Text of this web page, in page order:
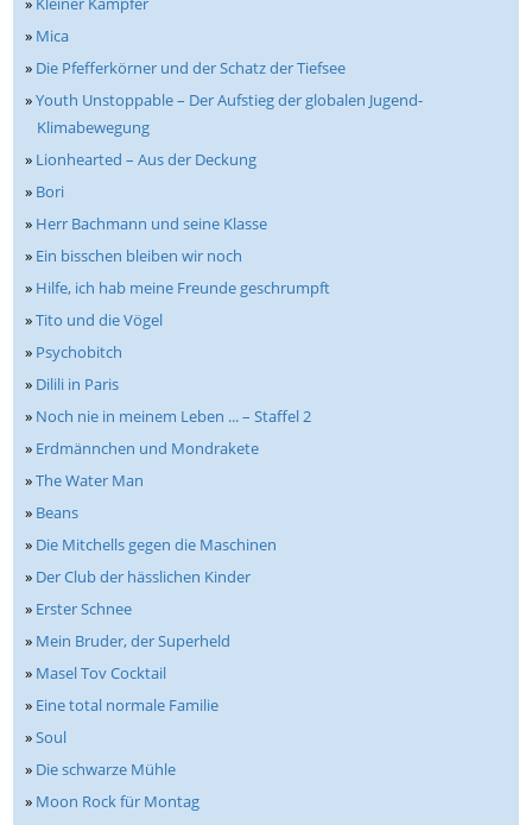
» Mica
» Die Pfefferkörner und der Schatz der Tiefsee
»Youth Unstoppable – Der Aufstieg der globalen Jugend-
Klimabewegung
» Lionhearted – Aus der Deckung
» Bori
» Herr Bachmann und seine Klasse
» Ein bisschen bleiben wir noch
» Hilfe, ich hab meine Freunde geschrumpft
»Tito und die Vögel
» Psychobitch
» Dilili in Paris
» Noch nie in meinem Leben ... – Staffel 2
» Erdmännchen und Mondrakete
»The Water Man
» Beans
» Die Mitchells gegen die Maschinen
» Der Club der hässlichen Kinder
» Erster Schnee
» Mein Bruder, der Superheld
» Masel Tov Cocktail
» Eine total normale Familie
»Soul
» Die schwarze Mühle
» Moon Rock für Montag